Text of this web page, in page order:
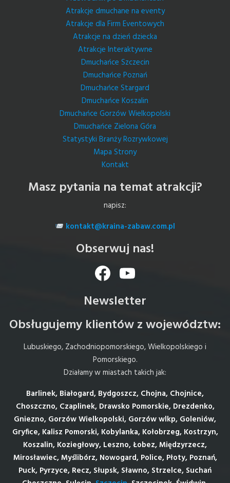
Atrakcje dmuchane na eventy
Atrakcje dla Firm Eventowych
Atrakcje na dzień dziecka
Atrakcje Interaktywne
Dmuchańce Szczecin
Dmuchańce Poznań
Dmuchańce Stargard
Dmuchańce Koszalin
Dmuchańce Gorzów Wielkopolski
Dmuchańce Zielona Góra
Statystyki Branży Rozrywkowej
Mapa Strony
Kontakt
Masz pytania na temat atrakcji?
napisz:
kontakt@kraina-zabaw.com.pl
Obserwuj nas!
FacebookYouTube
Newsletter
Obsługujemy klientów z województw:
Lubuskiego, Zachodniopomorskiego, Wielkopolskiego i
Pomorskiego.
Działamy w miastach takich jak:
Barlinek, Białogard, Bydgoszcz, Chojna, Chojnice,
Choszczno, Czaplinek, Drawsko Pomorskie, Drezdenko,
Gniezno, Gorzów Wielkopolski, Gorzów wlkp, Goleniów,
Gryfice, Kalisz Pomorski, Kobylanka, Kołobrzeg, Kostrzyn,
Koszalin, Koziegłowy, Leszno, Łobez, Międzyrzecz,
Mirosławiec, Myślibórz, Nowogard, Police, Płoty, Poznań,
Puck, Pyrzyce, Recz, Słupsk, Sławno, Strzelce, Suchań